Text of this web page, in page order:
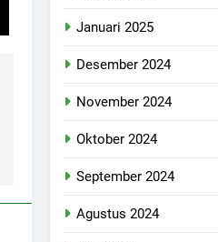
Januari 2025
Desember 2024
November 2024
Oktober 2024
September 2024
Agustus 2024